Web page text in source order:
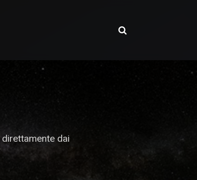
dai